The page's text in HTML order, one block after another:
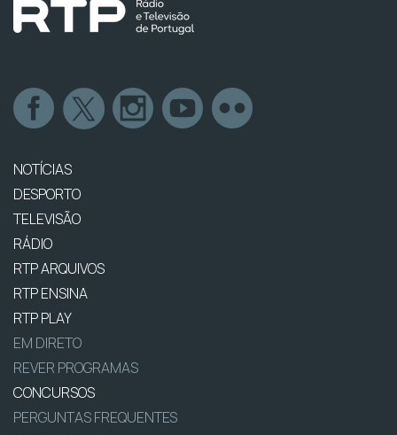
NOTÍCIAS
DESPORTO
TELEVISÃO
RÁDIO
RTP ARQUIVOS
RTP ENSINA
RTP PLAY
EM DIRETO
REVER PROGRAMAS
CONCURSOS
PERGUNTAS FREQUENTES